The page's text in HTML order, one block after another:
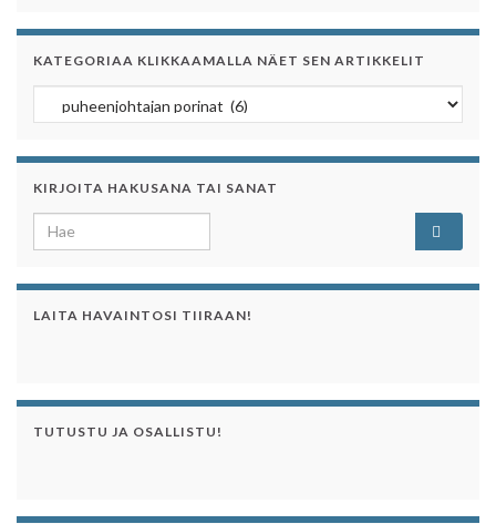
KATEGORIAA KLIKKAAMALLA NÄET SEN ARTIKKELIT
Kategoriaa klikkaamalla näet sen artikkelit
KIRJOITA HAKUSANA TAI SANAT
Search for:
LAITA HAVAINTOSI TIIRAAN!
TUTUSTU JA OSALLISTU!